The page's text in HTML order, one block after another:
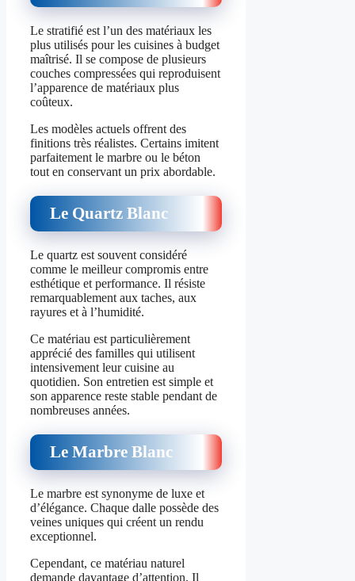
Le stratifié est l’un des matériaux les
plus utilisés pour les cuisines à budget
maîtrisé. Il se compose de plusieurs
couches compressées qui reproduisent
l’apparence de matériaux plus
coûteux.
Les modèles actuels offrent des
finitions très réalistes. Certains imitent
parfaitement le marbre ou le béton
tout en conservant un prix abordable.
Le Quartz Blanc
Le quartz est souvent considéré
comme le meilleur compromis entre
esthétique et performance. Il résiste
remarquablement aux taches, aux
rayures et à l’humidité.
Ce matériau est particulièrement
apprécié des familles qui utilisent
intensivement leur cuisine au
quotidien. Son entretien est simple et
son apparence reste stable pendant de
nombreuses années.
Le Marbre Blanc
Le marbre est synonyme de luxe et
d’élégance. Chaque dalle possède des
veines uniques qui créent un rendu
exceptionnel.
Cependant, ce matériau naturel
demande davantage d’attention. Il